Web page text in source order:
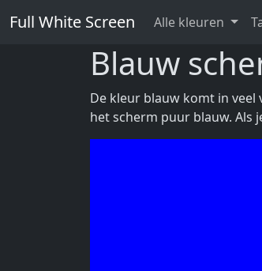
Full White Screen Alle kleuren
Blauw
De kleur blauw komt in veel
het scherm puur blauw. Als